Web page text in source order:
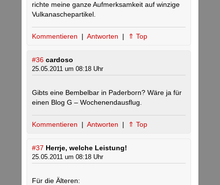
richte meine ganze Aufmerksamkeit auf winzige
Vulkanaschepartikel.
Kommentieren | Antworten | ⇑ Top
#36 cardoso
25.05.2011 um 08:18 Uhr
Gibts eine Bembelbar in Paderborn? Wäre ja für
einen Blog G – Wochenendausflug.
Kommentieren | Antworten | ⇑ Top
#37 Herrje, welche Leistung!
25.05.2011 um 08:18 Uhr
Für die Älteren: